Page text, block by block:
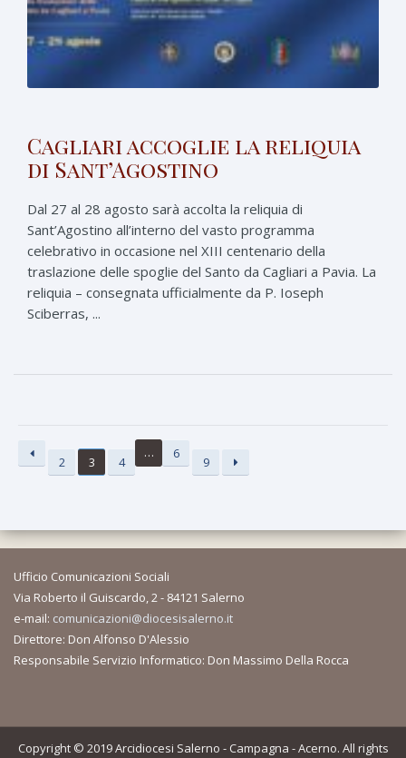
Cagliari accoglie la reliquia
di Sant’Agostino
Dal 27 al 28 agosto sarà accolta la reliquia di
Sant’Agostino all’interno del vasto programma
celebrativo in occasione nel XIII centenario della
traslazione delle spoglie del Santo da Cagliari a Pavia. La
reliquia – consegnata ufficialmente da P. Ioseph
Sciberras, ...
2 3 4
… 6
9
Ufficio Comunicazioni Sociali
Via Roberto il Guiscardo, 2 - 84121 Salerno
e-mail: comunicazioni@diocesisalerno.it
Direttore: Don Alfonso D'Alessio
Responsabile Servizio Informatico: Don Massimo Della Rocca
Copyright © 2019 Arcidiocesi Salerno - Campagna - Acerno. All rights